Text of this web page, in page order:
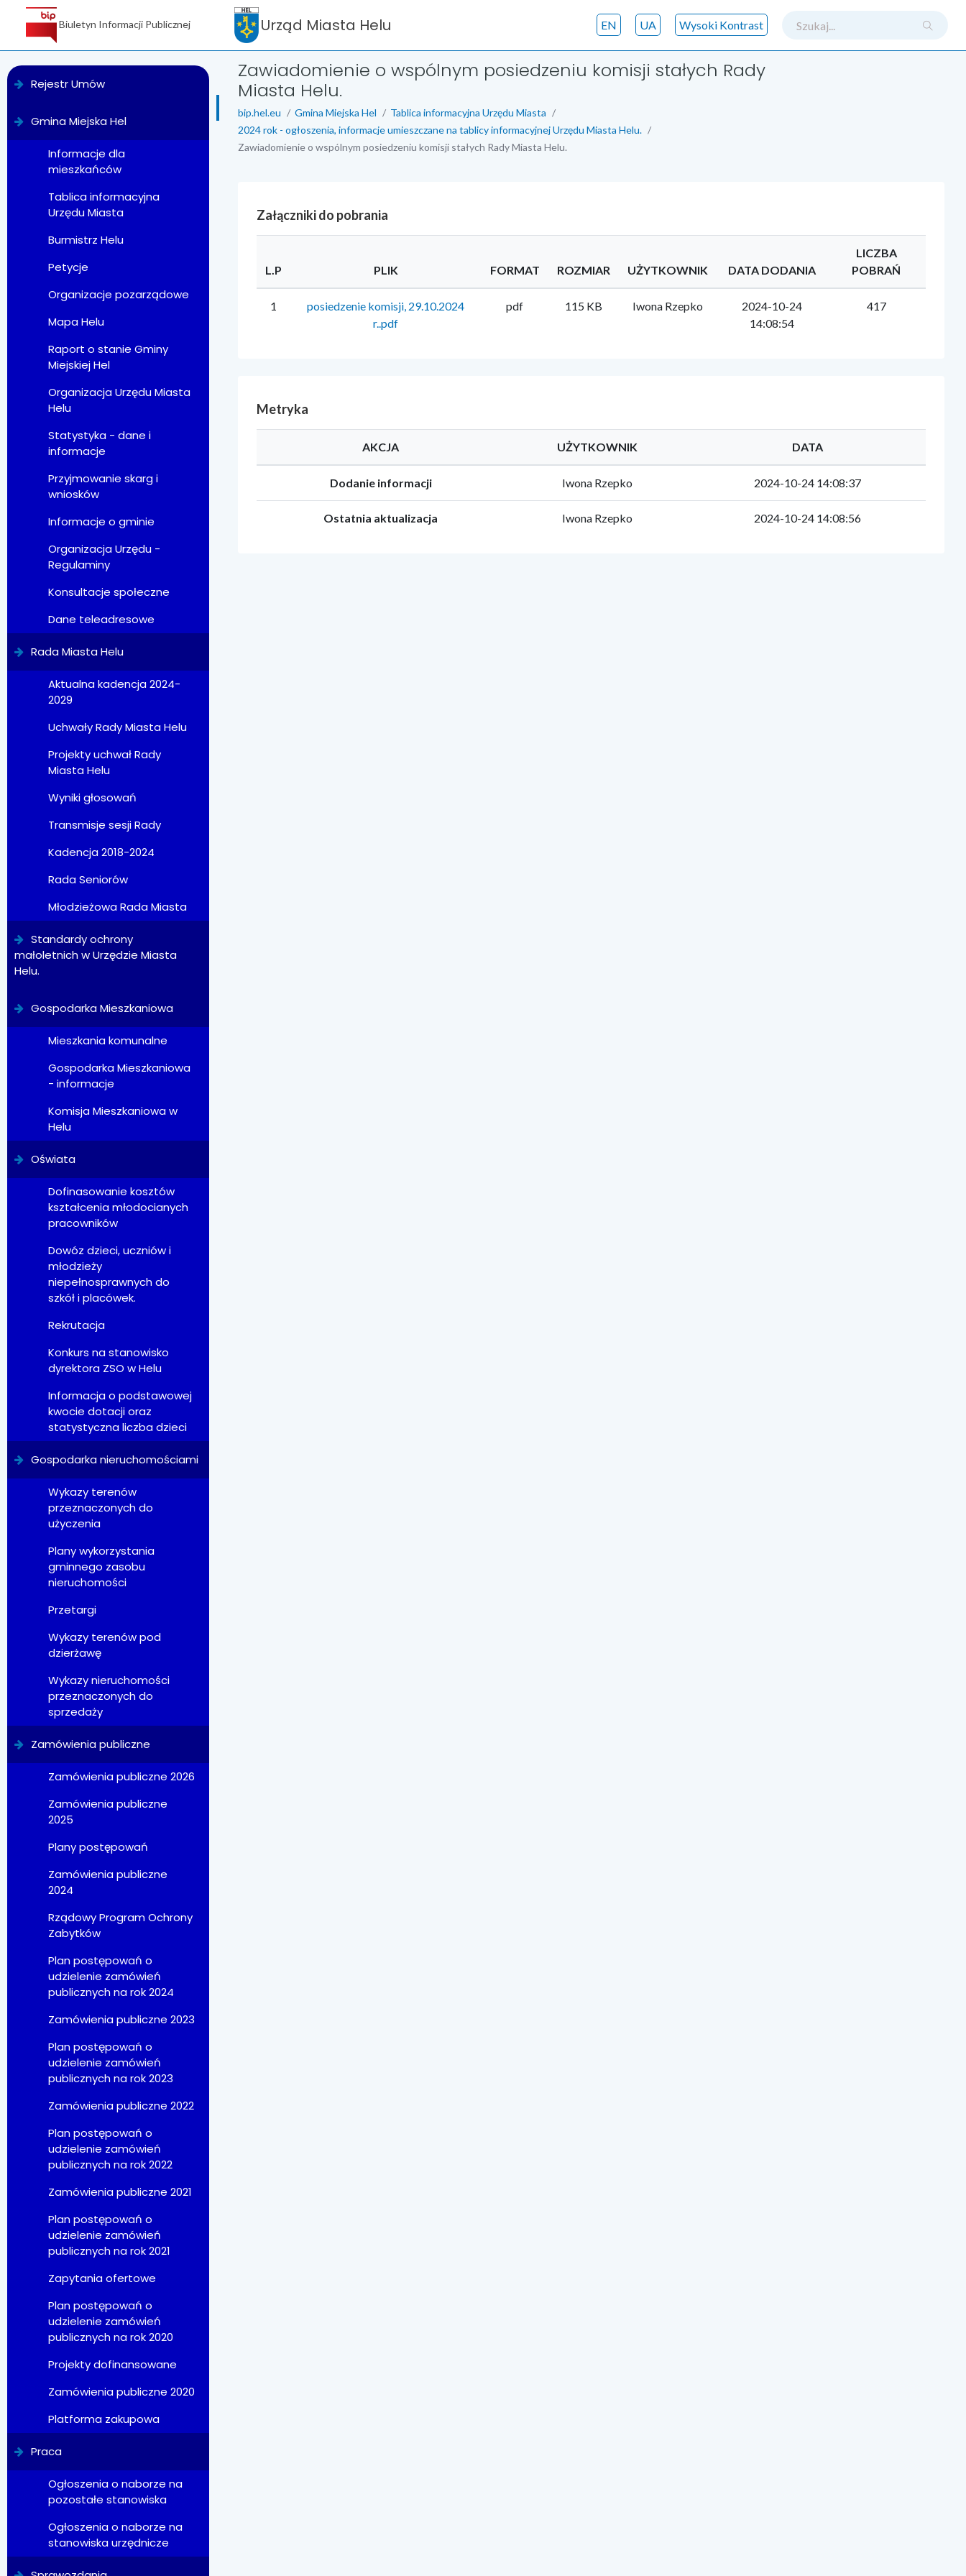
Biuletyn Informacji Publicznej
Rejestr Umów
Gmina Miejska Hel
Informacje dla
mieszkańców
Tablica informacyjna
Urzędu Miasta
Burmistrz Helu
Petycje
Organizacje pozarządowe
Mapa Helu
Raport o stanie Gminy
Miejskiej Hel
Organizacja Urzędu Miasta
Helu
Statystyka - dane i
informacje
Przyjmowanie skarg i
wniosków
Informacje o gminie
Organizacja Urzędu -
Regulaminy
Konsultacje społeczne
Dane teleadresowe
Rada Miasta Helu
Aktualna kadencja 2024-
2029
Uchwały Rady Miasta Helu
Projekty uchwał Rady
Miasta Helu
Wyniki głosowań
Transmisje sesji Rady
Kadencja 2018-2024
Rada Seniorów
Młodzieżowa Rada Miasta
Standardy ochrony
małoletnich w Urzędzie Miasta
Helu.
Gospodarka Mieszkaniowa
Mieszkania komunalne
Gospodarka Mieszkaniowa
- informacje
Komisja Mieszkaniowa w
Helu
Oświata
Dofinasowanie kosztów
kształcenia młodocianych
pracowników
Dowóz dzieci, uczniów i
młodzieży
niepełnosprawnych do
szkół i placówek.
Rekrutacja
Konkurs na stanowisko
dyrektora ZSO w Helu
Informacja o podstawowej
kwocie dotacji oraz
statystyczna liczba dzieci
Gospodarka nieruchomościami
Wykazy terenów
przeznaczonych do
użyczenia
Plany wykorzystania
gminnego zasobu
nieruchomości
Przetargi
Wykazy terenów pod
dzierżawę
Wykazy nieruchomości
przeznaczonych do
sprzedaży
Zamówienia publiczne
Zamówienia publiczne 2026
Zamówienia publiczne
2025
Plany postępowań
Zamówienia publiczne
2024
Rządowy Program Ochrony
Zabytków
Plan postępowań o
udzielenie zamówień
publicznych na rok 2024
Zamówienia publiczne 2023
Plan postępowań o
udzielenie zamówień
publicznych na rok 2023
Zamówienia publiczne 2022
Plan postępowań o
udzielenie zamówień
publicznych na rok 2022
Zamówienia publiczne 2021
Plan postępowań o
udzielenie zamówień
publicznych na rok 2021
Zapytania ofertowe
Plan postępowań o
udzielenie zamówień
publicznych na rok 2020
Projekty dofinansowane
Zamówienia publiczne 2020
Platforma zakupowa
Praca
Ogłoszenia o naborze na
pozostałe stanowiska
Ogłoszenia o naborze na
stanowiska urzędnicze
Urząd Miasta Helu Wysoki Kontrast
UA
EN
Zawiadomienie o wspólnym posiedzeniu komisji stałych Rady
Miasta Helu.
bip.hel.eu Gmina Miejska Hel
Tablica informacyjna Urzędu Miasta
2024 rok - ogłoszenia, informacje umieszczane na tablicy informacyjnej Urzędu Miasta Helu.
Zawiadomienie o wspólnym posiedzeniu komisji stałych Rady Miasta Helu.
Załączniki do pobrania
L.P PLIK FORMAT ROZMIAR UŻYTKOWNIK DATA DODANIA
LICZBA
POBRAŃ
1
posiedzenie komisji, 29.10.2024
r..pdf
pdf 115 KB Iwona Rzepko
2024-10-24
14:08:54
417
Metryka
AKCJA UŻYTKOWNIK DATA
Dodanie informacji Iwona Rzepko 2024-10-24 14:08:37
Ostatnia aktualizacja Iwona Rzepko 2024-10-24 14:08:56